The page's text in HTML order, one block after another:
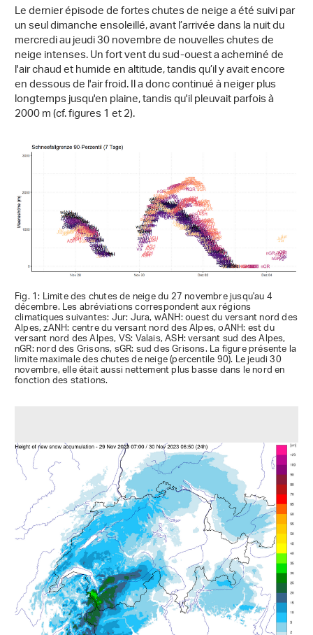
Le dernier épisode de fortes chutes de neige a été suivi par
un seul dimanche ensoleillé, avant l’arrivée dans la nuit du
mercredi au jeudi 30 novembre de nouvelles chutes de
neige intenses. Un fort vent du sud-ouest a acheminé de
l'air chaud et humide en altitude, tandis qu’il y avait encore
en dessous de l'air froid. Il a donc continué à neiger plus
longtemps jusqu'en plaine, tandis qu'il pleuvait parfois à
2000 m (cf. figures 1 et 2).
Fig. 1: Limite des chutes de neige du 27 novembre jusqu'au 4
décembre. Les abréviations correspondent aux régions
climatiques suivantes: Jur: Jura, wANH: ouest du versant nord des
Alpes, zANH: centre du versant nord des Alpes, oANH: est du
versant nord des Alpes, VS: Valais, ASH: versant sud des Alpes,
nGR: nord des Grisons, sGR: sud des Grisons. La figure présente la
limite maximale des chutes de neige (percentile 90). Le jeudi 30
novembre, elle était aussi nettement plus basse dans le nord en
fonction des stations.